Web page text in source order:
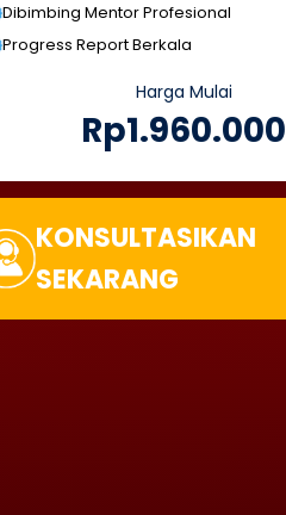
Dibimbing Mentor Profesional
Progress Report Berkala
Harga Mulai
Rp1.960.000
KONSULTASIKAN
SEKARANG